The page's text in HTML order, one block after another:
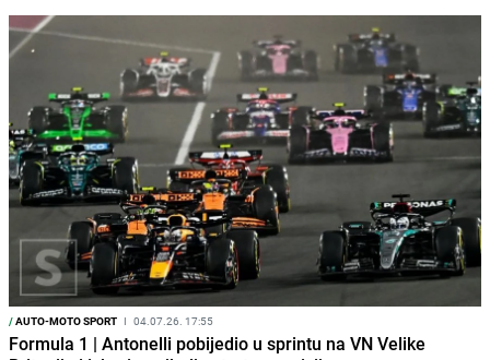
/AUTO-MOTO SPORT I 04.07.26. 17:55
Formula 1 | Antonelli pobijedio u sprintu na VN Velike